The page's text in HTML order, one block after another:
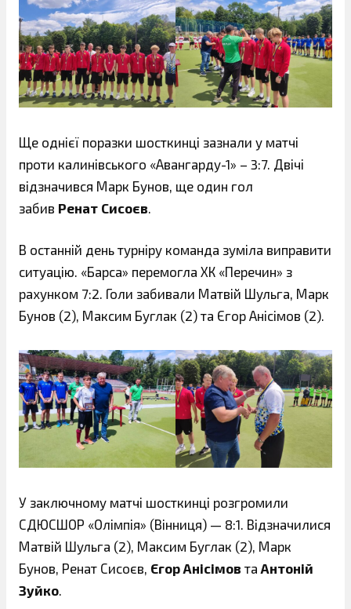
Ще однієї поразки шосткинці зазнали у матчі
проти калинівського «Авангарду-1» – 3:7. Двічі
відзначився Марк Бунов, ще один гол
забив Ренат Сисоєв
В останній день турніру команда зуміла виправити
ситуацію. «Барса» перемогла ХК «Перечин» з
рахунком 7:2. Голи забивали Матвій Шульга, Марк
Бунов (2), Максим Буглак (2) та Єгор Анісімов (2).
У заключному матчі шосткинці розгромили
СДЮСШОР «Олімпія» (Вінниця) — 8:1. Відзначилися
Матвій Шульга (2), Максим Буглак (2), Марк
Бунов, Ренат Сисоєв, Єгор Анісімов та Антоній
Зуйко.